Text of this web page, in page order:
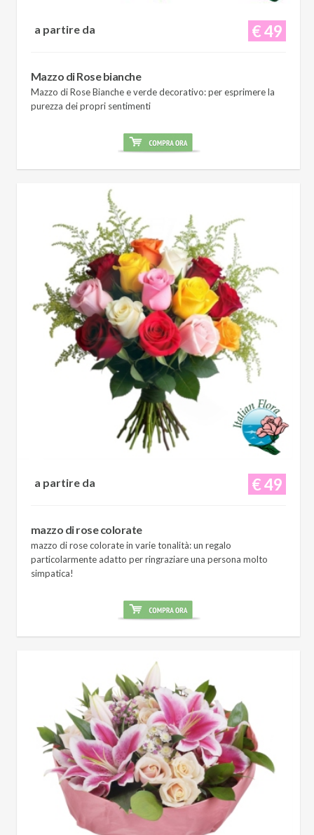
€ 49
a partire da
Mazzo di Rose bianche
Mazzo di Rose Bianche e verde decorativo: per esprimere la
purezza dei propri sentimenti
€ 49
a partire da
mazzo di rose colorate
mazzo di rose colorate in varie tonalità: un regalo
particolarmente adatto per ringraziare una persona molto
simpatica!